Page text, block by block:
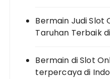
Bermain Judi Slot
Taruhan Terbaik
Bermain di Slot
terpercaya di